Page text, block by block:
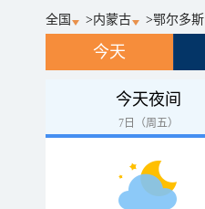
全国 >内蒙古 >鄂尔多斯
今天
今天夜间
7日（周五）